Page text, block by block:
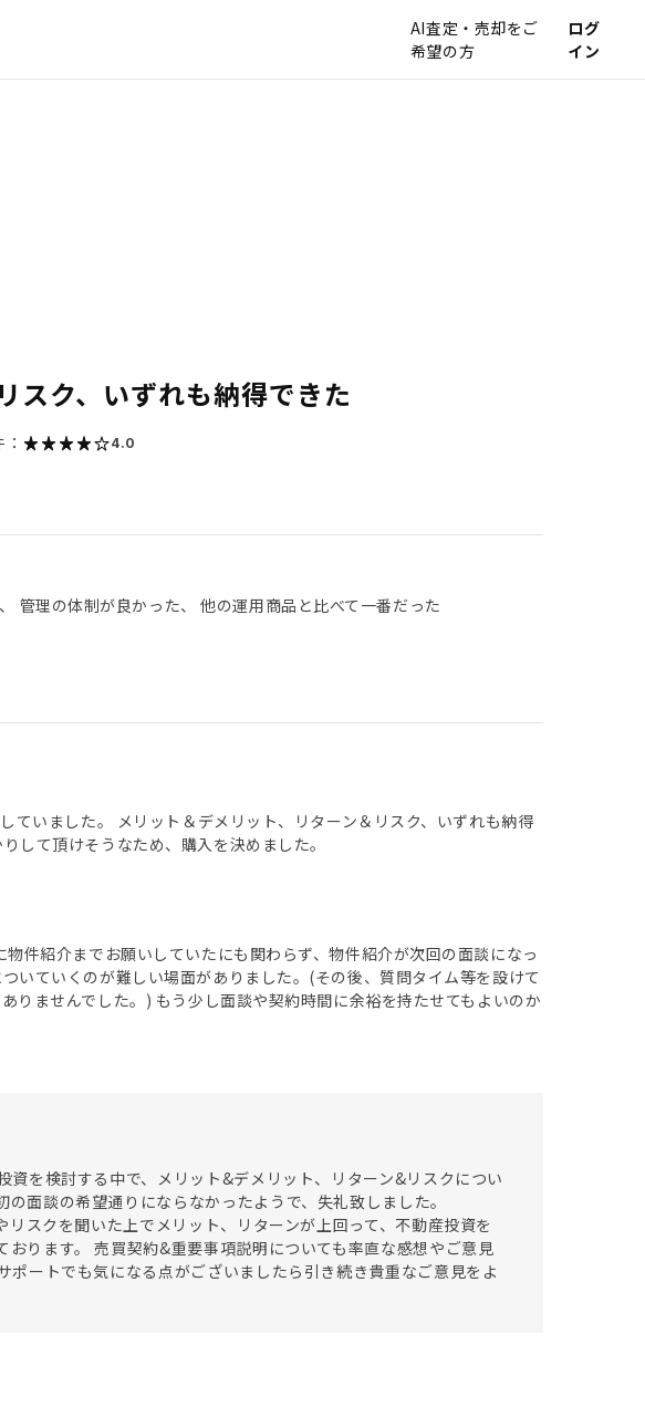
AI査定・売却をご
希望の方
ログ
イン
スク、いずれも納得できた
4.0
管理の体制が良かった、 他の運用商品と比べて一番だった
いました。 メリット＆デメリット、リターン＆リスク、いずれも納得
して頂けそうなため、購入を決めました。
件紹介までお願いしていたにも関わらず、物件紹介が次回の面談になっ
いていくのが難しい場面がありました。(その後、質問タイム等を設けて
りませんでした。) もう少し面談や契約時間に余裕を持たせてもよいのか
を検討する中で、メリット&デメリット、リターン&リスクについ
面談の希望通りにならなかったようで、失礼致しました。
スクを聞いた上でメリット、リターンが上回って、不動産投資を
ります。 売買契約&重要事項説明についても率直な感想やご意見
ートでも気になる点がございましたら引き続き貴重なご意見をよ